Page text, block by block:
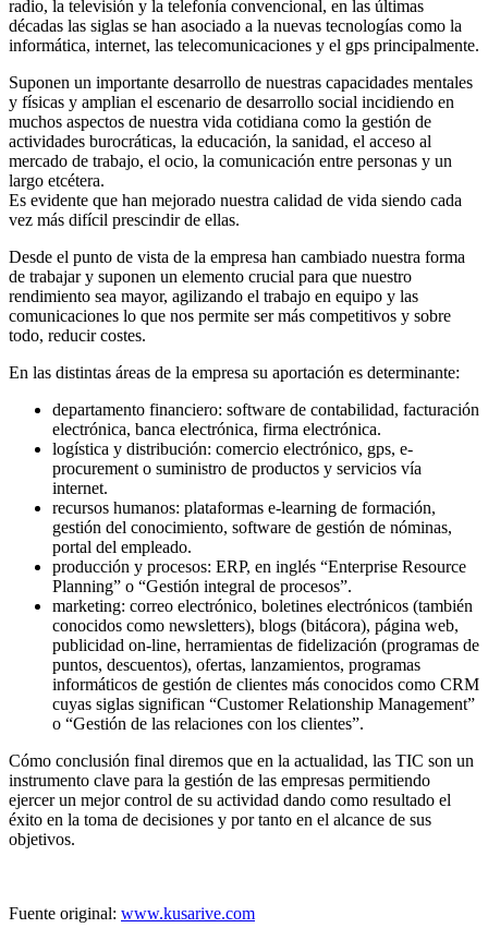
radio, la televisión y la telefonía convencional, en las últimas
décadas las siglas se han asociado a la nuevas tecnologías como la
informática, internet, las telecomunicaciones y el gps principalmente.
Suponen un importante desarrollo de nuestras capacidades mentales
y físicas y amplian el escenario de desarrollo social incidiendo en
muchos aspectos de nuestra vida cotidiana como la gestión de
actividades burocráticas, la educación, la sanidad, el acceso al
mercado de trabajo, el ocio, la comunicación entre personas y un
largo etcétera.
Es evidente que han mejorado nuestra calidad de vida siendo cada
vez más difícil prescindir de ellas.
Desde el punto de vista de la empresa han cambiado nuestra forma
de trabajar y suponen un elemento crucial para que nuestro
rendimiento sea mayor, agilizando el trabajo en equipo y las
comunicaciones lo que nos permite ser más competitivos y sobre
todo, reducir costes.
En las distintas áreas de la empresa su aportación es determinante:
departamento financiero: software de contabilidad, facturación
electrónica, banca electrónica, firma electrónica.
logística y distribución: comercio electrónico, gps, e-
procurement o suministro de productos y servicios vía
internet.
recursos humanos: plataformas e-learning de formación,
gestión del conocimiento, software de gestión de nóminas,
portal del empleado.
producción y procesos: ERP, en inglés “Enterprise Resource
Planning” o “Gestión integral de procesos”.
marketing: correo electrónico, boletines electrónicos (también
conocidos como newsletters), blogs (bitácora), página web,
publicidad on-line, herramientas de fidelización (programas de
puntos, descuentos), ofertas, lanzamientos, programas
informáticos de gestión de clientes más conocidos como CRM
cuyas siglas significan “Customer Relationship Management”
o “Gestión de las relaciones con los clientes”.
Cómo conclusión final diremos que en la actualidad, las TIC son un
instrumento clave para la gestión de las empresas permitiendo
ejercer un mejor control de su actividad dando como resultado el
éxito en la toma de decisiones y por tanto en el alcance de sus
objetivos.
Fuente original: www.kusarive.com